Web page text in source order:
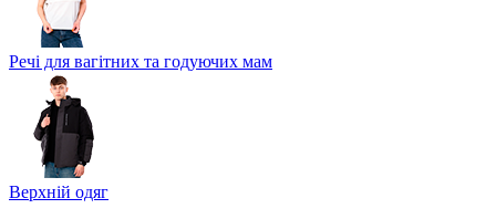
Речі для вагітних та годуючих мам
Верхній одяг